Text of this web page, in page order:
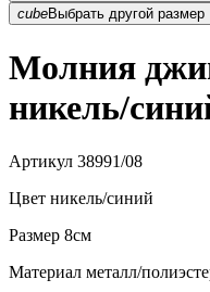
cubeВыбрать другой размер
Молния
никель/
Артикул 38991/08
Цвет никель/синий
Размер 8см
Материал металл/